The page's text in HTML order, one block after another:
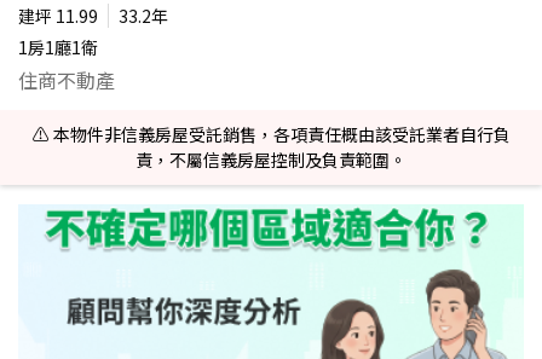
建坪 11.99
33.2年
1房1廳1衛
住商不動產
⚠️ 本物件非信義房屋受託銷售，各項責任概由該受託業者自行負
責，不屬信義房屋控制及負責範圍。